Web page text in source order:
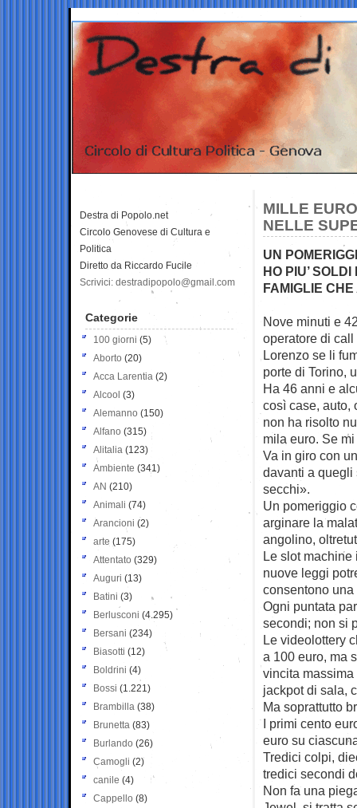
MILLE
NELLE
UN
HO PIU’
FAMIGLIE
Nove minuti e
operatore di call
Lorenzo se li
porte di Torino,
Ha 46 anni e
così case, auto,
non ha risolto
mila euro. Se
Va in giro con
davanti a quegli
secchi».
Un pomeriggio
arginare la
angolino,
Le slot
nuove leggi
consentono
Ogni puntata
secondi; non si
Le videolottery
a 100 euro, ma
vincita
jackpot di sala,
Ma soprattutto
I primi cento
euro su
Tredici colpi,
tredici secondi
Non fa una
Destra di Popolo.net
Circolo Genovese di Cultura e
Politica
Diretto da Riccardo Fucile
Scrivici: destradipopolo@gmail.com
Categorie
100 giorni (5)
Aborto (20)
Acca Larentia (2)
Alcool (3)
Alemanno (150)
Alfano (315)
Alitalia (123)
Ambiente (341)
AN (210)
Animali (74)
Arancioni (2)
arte (175)
Attentato (329)
Auguri (13)
Batini (3)
Berlusconi (4.295)
Bersani (234)
Biasotti (12)
Boldrini (4)
Bossi (1.221)
Brambilla (38)
Brunetta (83)
Burlando (26)
Camogli (2)
canile (4)
Cappello (8)